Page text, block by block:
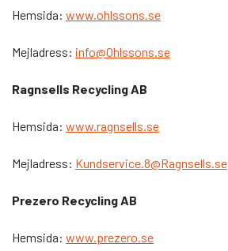
Hemsida: www.ohlssons.se
Mejladress: info@Ohlssons.se
Ragnsells Recycling AB
Hemsida: www.ragnsells.se
Mejladress: Kundservice.8@Ragnsells.se
Prezero Recycling AB
Hemsida: www.prezero.se